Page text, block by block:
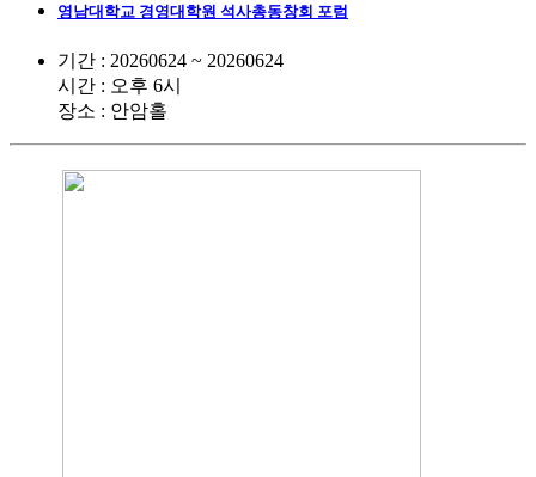
영남대학교 경영대학원 석사총동창회 포럼
기간 : 20260624 ~ 20260624
시간 : 오후 6시
장소 : 안암홀